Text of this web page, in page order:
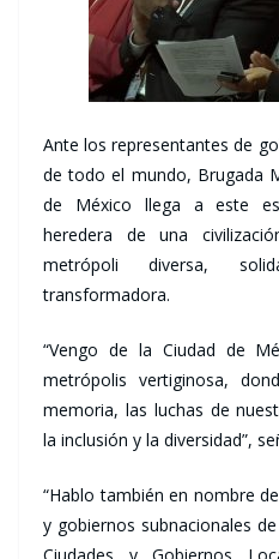
Ante los representantes de
de todo el mundo, Brugada
de México llega a este
heredera de una
metrópoli diversa,
transformadora.
“Vengo de la Ciudad de
metrópolis vertiginosa,
memoria, las luchas de
la inclusión y la diversidad”,
“Hablo también en nombre
y gobiernos subnacionales